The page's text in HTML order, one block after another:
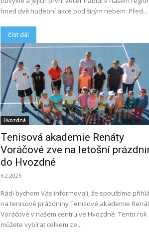
hned dvě hudební akce pod širým nebem. Před...
číst dál
Hvozdná
Tenisová akademie Renáty
Voráčové zve na letošní
do Hvozdné
6.2.2026
Rádi bychom Vás informovali, že spouštíme
na tenisové prázdniny Tenisové akademie
Voráčové v našem centru ve Hvozdné. Tento rok
můžete vybírat celkem ze...